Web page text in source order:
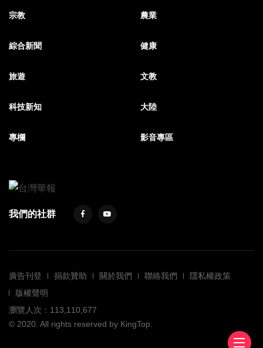
宗教 農業
綜合新聞 健康
旅遊 文教
科技新知 大陸
專欄 影音專區
我們的社群
廣告刊登 捐款贊助 關於我們 聯絡我們
隱私權政策
版權聲明
瀏覽人次：113,110,677
© 2020. All rights reserved by KingTop.